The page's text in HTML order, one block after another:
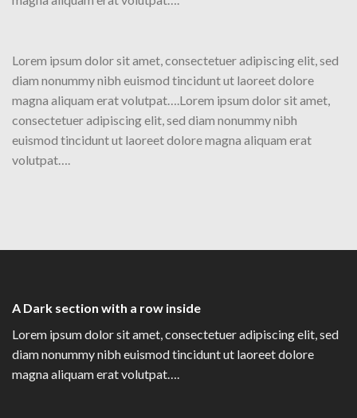
Lorem ipsum dolor sit amet, consectetuer adipiscing elit, sed
diam nonummy nibh euismod tincidunt ut laoreet dolore
magna aliquam erat volutpat….Lorem ipsum dolor sit amet,
consectetuer adipiscing elit, sed diam nonummy nibh
euismod tincidunt ut laoreet dolore magna aliquam erat
volutpat….
A Dark section with a row inside
Lorem ipsum dolor sit amet, consectetuer adipiscing elit, sed
diam nonummy nibh euismod tincidunt ut laoreet dolore
magna aliquam erat volutpat….